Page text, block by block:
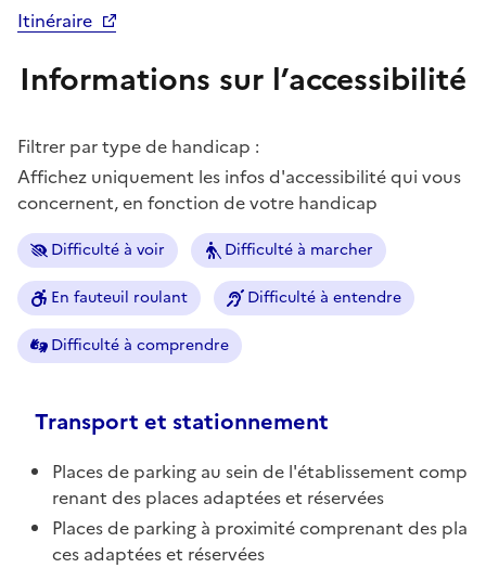
Itinéraire
Informations sur l’accessibilité
Filtrer par type de handicap :
Affichez uniquement les infos d'accessibilité qui vous
concernent, en fonction de votre handicap
Difficulté à voir Difficulté à marcher
En fauteuil roulant Difficulté à entendre
Difficulté à comprendre
Transport et stationnement
Places de parking au sein de l'établissement comp
renant des places adaptées et réservées
Places de parking à proximité comprenant des pla
ces adaptées et réservées